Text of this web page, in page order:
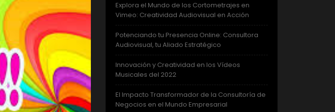
Explora el Mundo de los Cortometrajes en
Vimeo: Creatividad Audiovisual en Acción
Potenciando tu Presencia Online: Consultora
Audiovisual, tu Aliado Estratégico
Innovación y Creatividad en los Vídeos
Musicales del 2022
El Impacto Transformador de la Consultoría de
Negocios en el Mundo Empresarial